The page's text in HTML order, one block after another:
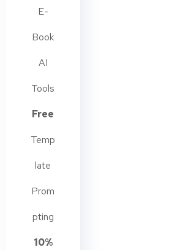
E-
Book
AI
Tools
Free
Temp
late
Prom
pting
10%